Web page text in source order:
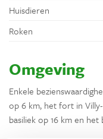
Huisdieren
Roken
Omgeving
Enkele
op 6 km, het fort in
basiliek op 16 km en